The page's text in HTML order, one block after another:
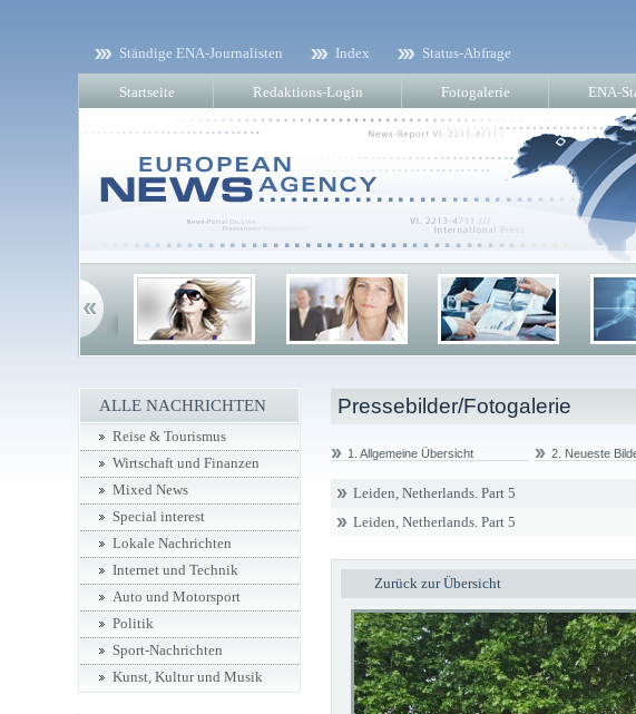
Ständige ENA-Journalisten Index Status-Abfrage
Startseite Redaktions-Login Fotogalerie ENA-
Pressebilder/Fotogalerie
1. Allgemeine Übersicht 2. Neueste
Leiden, Netherlands. Part 5
Leiden, Netherlands. Part 5
Zurück zur Übersicht
ALLE NACHRICHTEN
Reise & Tourismus
Wirtschaft und Finanzen
Mixed News
Special interest
Lokale Nachrichten
Internet und Technik
Auto und Motorsport
Politik
Sport-Nachrichten
Kunst, Kultur und Musik